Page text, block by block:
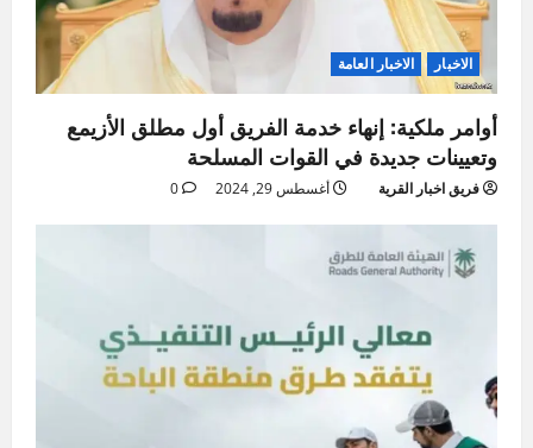
الاخبار الاخبار العامة
أوامر ملكية: إنهاء خدمة الفريق أول مطلق الأزيمع
وتعيينات جديدة في القوات المسلحة
فريق اخبار القرية أغسطس 29, 2024 0